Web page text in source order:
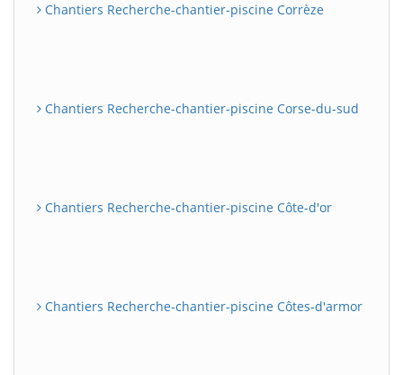
Chantiers Recherche-chantier-piscine Corrèze
Chantiers Recherche-chantier-piscine Corse-du-sud
Chantiers Recherche-chantier-piscine Côte-d'or
Chantiers Recherche-chantier-piscine Côtes-d'armor